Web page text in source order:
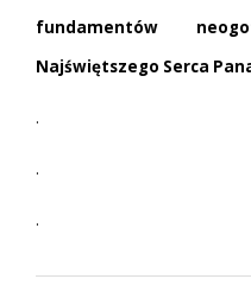
fundamentów
Najświętszego Serca
.
.
.